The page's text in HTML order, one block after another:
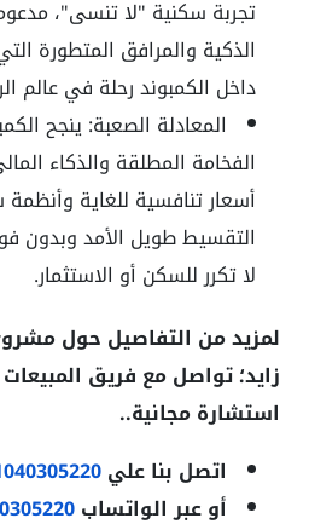
تجربة سكنية "لا تنسى"،
الذكية والمرافق المتطورة
داخل الكمبوند رحلة في عالم
المعادلة الصعبة: ينجح
الفخامة المطلقة والذكاء
أسعار تنافسية للغاية
التقسيط طويل الأمد وبدون
لا تكرر للسكن أو الاستثمار.
لمزيد من التفاصيل حول
زايد؛ تواصل مع فريق
استشارة مجانية..
اتصل بنا علي
أو عبر الواتساب